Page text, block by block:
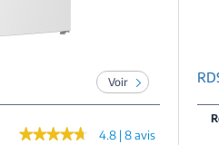
Voir
★★★★★
★★★★★ 4.8 | 8 avis